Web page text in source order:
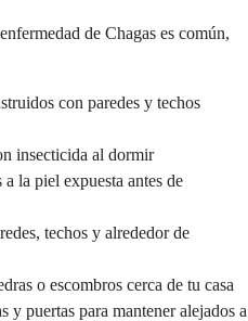
de Chagas es común,
con paredes y techos
insecticida al dormir
la piel expuesta antes de
techos y alrededor de
o escombros cerca de tu casa
y puertas para mantener alejados a